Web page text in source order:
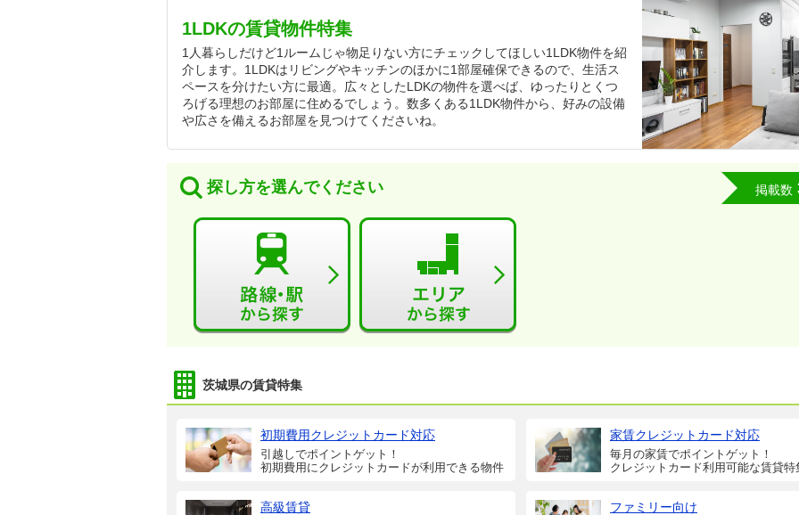
1LDKの賃貸物件特集
1人暮らしだけど1ルームじゃ物足りない方にチェックしてほしい1LDK物件を紹
介します。1LDKはリビングやキッチンのほかに1部屋確保できるので、生活ス
ペースを分けたい方に最適。広々としたLDKの物件を選べば、ゆったりとくつ
ろげる理想のお部屋に住めるでしょう。数多くある1LDK物件から、好みの設備
や広さを備えるお部屋を見つけてくださいね。
探し方を選んでください 掲載数
茨城県の賃貸特集
初期費用クレジットカード対応
引越しでポイントゲット！
初期費用にクレジットカードが利用できる物件
家賃クレジットカード対応
毎月の家賃でポイントゲット！
クレジットカード利用可能な賃貸特
高級賃貸 ファミリー向け